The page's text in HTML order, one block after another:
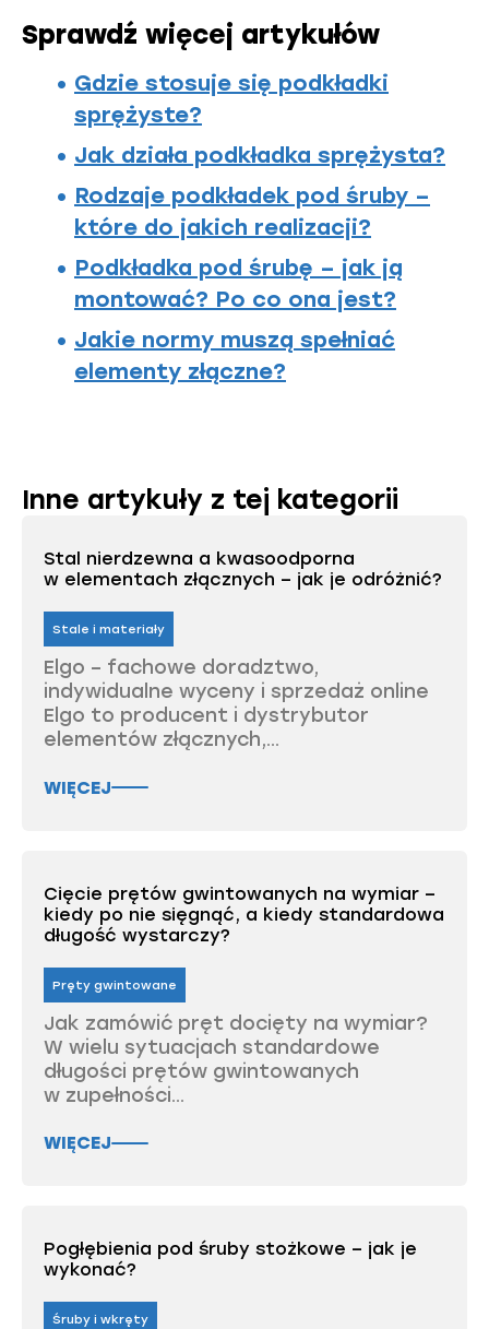
Sprawdź więcej artykułów
Gdzie stosuje się podkładki
sprężyste?
Jak działa podkładka sprężysta?
Rodzaje podkładek pod śruby –
które do jakich realizacji?
Podkładka pod śrubę – jak ją
montować? Po co ona jest?
Jakie normy muszą spełniać
elementy złączne?
Inne artykuły z tej kategorii
Stal nierdzewna a kwasoodporna
w elementach złącznych – jak je odróżnić?
Stale i materiały
Elgo – fachowe doradztwo,
indywidualne wyceny i sprzedaż online
Elgo to producent i dystrybutor
elementów złącznych,...
WIĘCEJ
Cięcie prętów gwintowanych na wymiar –
kiedy po nie sięgnąć, a kiedy standardowa
długość wystarczy?
Pręty gwintowane
Jak zamówić pręt docięty na wymiar?
W wielu sytuacjach standardowe
długości prętów gwintowanych
w zupełności...
WIĘCEJ
Pogłębienia pod śruby stożkowe – jak je
wykonać?
Śruby i wkręty